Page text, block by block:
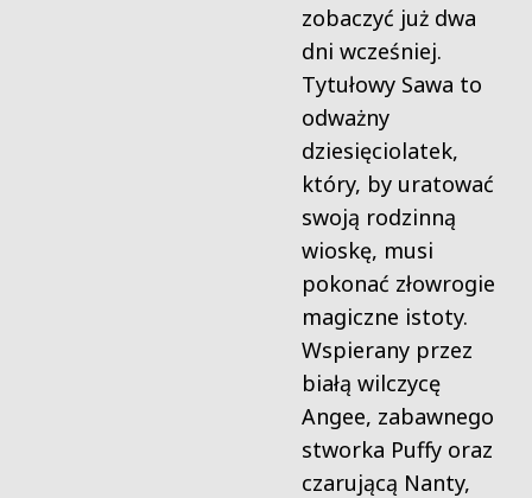
zobaczyć już dwa
dni wcześniej.
Tytułowy Sawa to
odważny
dziesięciolatek,
który, by uratować
swoją rodzinną
wioskę, musi
pokonać złowrogie
magiczne istoty.
Wspierany przez
białą wilczycę
Angee, zabawnego
stworka Puffy oraz
czarującą Nanty,